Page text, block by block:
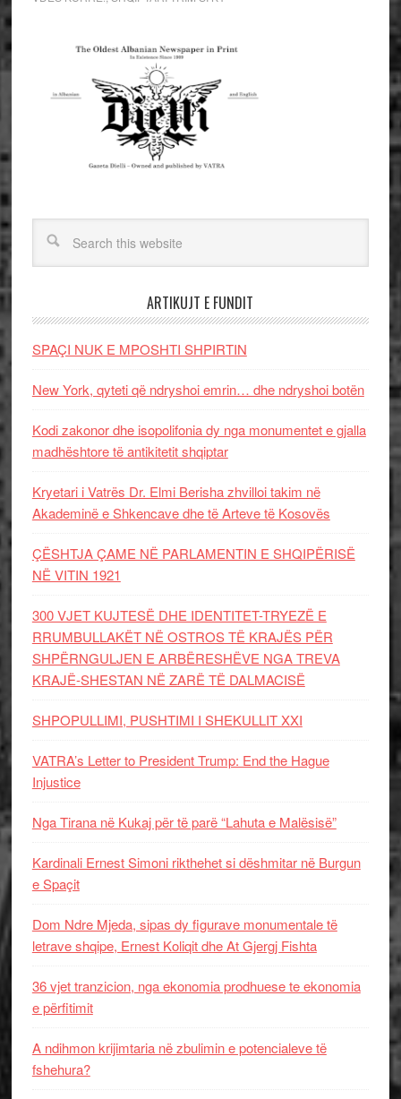
ARTIKUJT E FUNDIT
SPAÇI NUK E MPOSHTI SHPIRTIN
New York, qyteti që ndryshoi emrin… dhe ndryshoi botën
Kodi zakonor dhe isopolifonia dy nga monumentet e gjalla
madhështore të antikitetit shqiptar
Kryetari i Vatrës Dr. Elmi Berisha zhvilloi takim në
Akademinë e Shkencave dhe të Arteve të Kosovës
ÇËSHTJA ÇAME NË PARLAMENTIN E SHQIPËRISË
NË VITIN 1921
300 VJET KUJTESË DHE IDENTITET-TRYEZË E
RRUMBULLAKËT NË OSTROS TË KRAJËS PËR
SHPËRNGULJEN E ARBËRESHËVE NGA TREVA
KRAJË-SHESTAN NË ZARË TË DALMACISË
SHPOPULLIMI, PUSHTIMI I SHEKULLIT XXI
VATRA’s Letter to President Trump: End the Hague
Injustice
Nga Tirana në Kukaj për të parë “Lahuta e Malësisë”
Kardinali Ernest Simoni rikthehet si dëshmitar në Burgun
e Spaçit
Dom Ndre Mjeda, sipas dy figurave monumentale të
letrave shqipe, Ernest Koliqit dhe At Gjergj Fishta
36 vjet tranzicion, nga ekonomia prodhuese te ekonomia
e përfitimit
A ndihmon krijimtaria në zbulimin e potencialeve të
fshehura?